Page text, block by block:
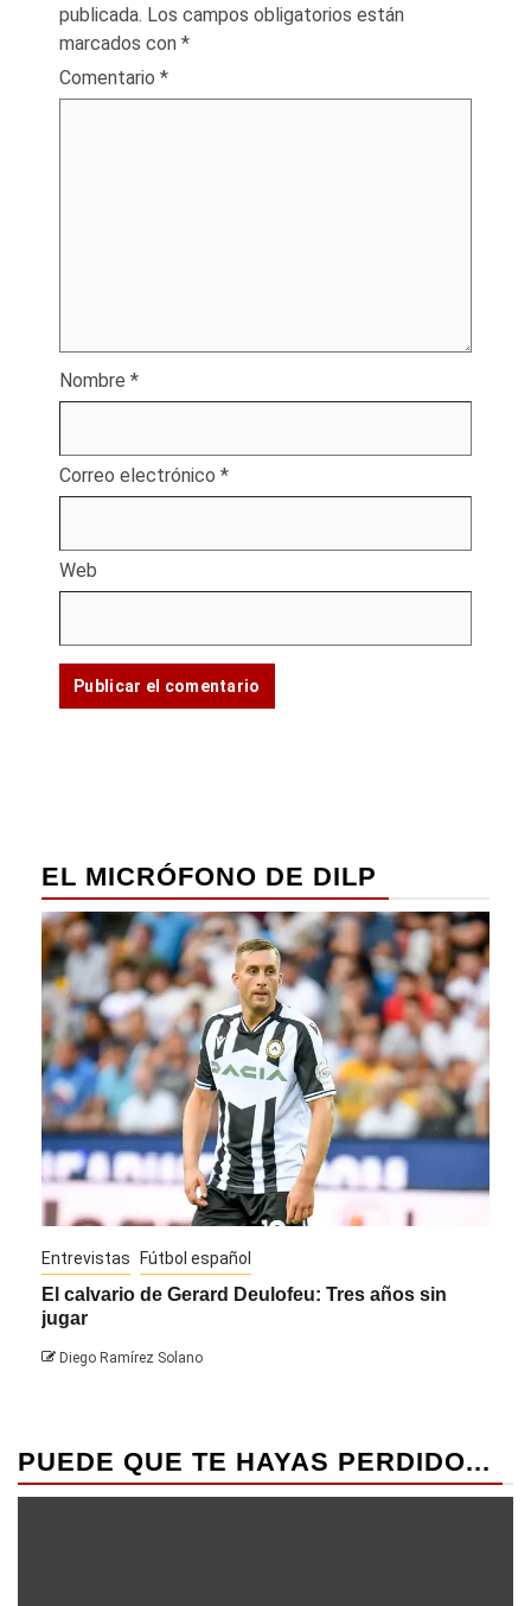
publicada. Los campos obligatorios están
marcados con *
Comentario *
Nombre *
Correo electrónico *
Web
EL MICRÓFONO DE DILP
Entrevistas Fútbol español
El calvario de Gerard Deulofeu: Tres años sin
jugar
Diego Ramírez Solano
PUEDE QUE TE HAYAS PERDIDO...